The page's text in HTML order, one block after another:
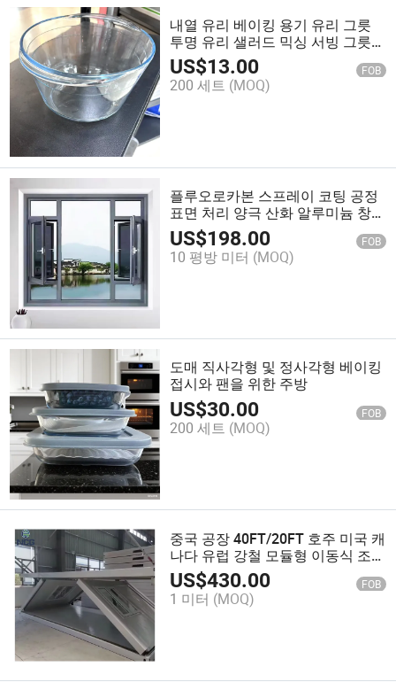
내열 유리 베이킹 용기 유리 그릇
투명 유리 샐러드 믹싱 서빙 그릇
케이크 베이킹 그릇
US$13.00 FOB
200 세트 (MOQ)
플루오로카본 스프레이 코팅 공정
표면 처리 양극 산화 알루미늄 창틀
시스템 창문
US$198.00 FOB
10 평방 미터 (MOQ)
도매 직사각형 및 정사각형 베이킹
접시와 팬을 위한 주방
US$30.00 FOB
200 세트 (MOQ)
중국 공장 40FT/20FT 호주 미국 캐
나다 유럽 강철 모듈형 이동식 조립
식 컨테이너 레스토랑 주택용
US$430.00 FOB
1 미터 (MOQ)